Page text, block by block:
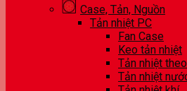
Case, Tản, Nguồn
Tản nhiệt PC
Fan Case
Keo tản nhiệt
Tản nhiệt
Tản nhiệt